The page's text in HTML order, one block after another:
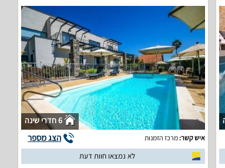
6 חדרי שינה
איש קשר:מרכז הזמנות הצג מספר
לא נמצאו חוות דעת